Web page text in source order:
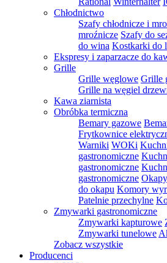
Chłodnictwo
Szafy chłodnicze i
mroźnicze Szafy do
do wina Kostkarki do
Ekspresy i zaparzacze do
Grille
Grille węglowe Grille
Grille na węgiel
Kawa ziarnista
Obróbka termiczna
Bemary gazowe
Frytkownice
Warniki WOKi
gastronomiczne
gastronomiczne
gastronomiczne
do okapu Komory
Patelnie przechylne
Zmywarki gastronomiczne
Zmywarki kapturowe
Zmywarki tunelowe
Zobacz wszystkie
Producenci